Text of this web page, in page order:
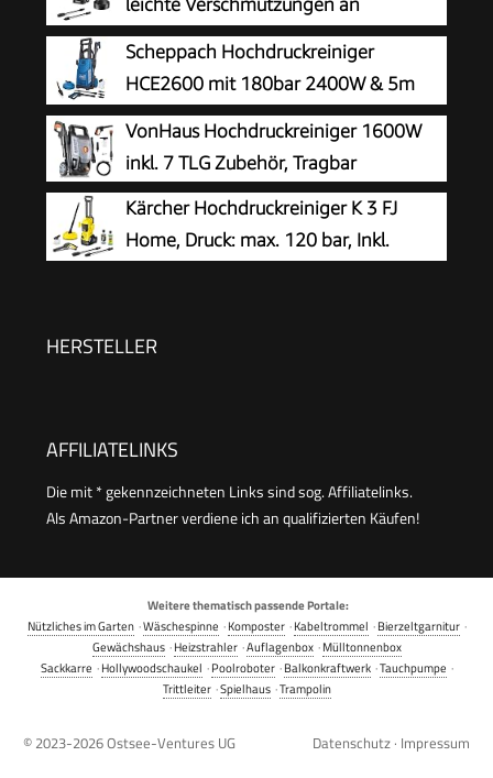
leichte Verschmutzungen an
Fahrrädern, Gartenzäunen,
Motorrädern & Co. Flächenleistung 25 m²/h. Mit
Pistole, 6 m Hochdruckschlauch und Vario
Power-Strahlrohr Gelb
Scheppach Hochdruckreiniger
HCE2600 mit 180bar 2400W & 5m
Hochdruckschlauch
VonHaus Hochdruckreiniger 1600W
inkl. 7 TLG Zubehör, Tragbar
Kärcher Hochdruckreiniger K 3 FJ
Home, Druck: max. 120 bar, Inkl.
HomeKit, gelb
HERSTELLER
AFFILIATELINKS
Die mit * gekennzeichneten Links sind sog. Affiliatelinks.
Als Amazon-Partner verdiene ich an qualifizierten Käufen!
Weitere thematisch passende Portale:
Nützliches im Garten·Wäschespinne ·Komposter·Kabeltrommel ·Bierzeltgarnitur·
Gewächshaus·Heizstrahler·Auflagenbox·Mülltonnenbox
Sackkarre ·Hollywoodschaukel ·Poolroboter·Balkonkraftwerk·Tauchpumpe ·
Trittleiter·Spielhaus·Trampolin
© 2023-2026Ostsee-Ventures UG Datenschutz · Impressum